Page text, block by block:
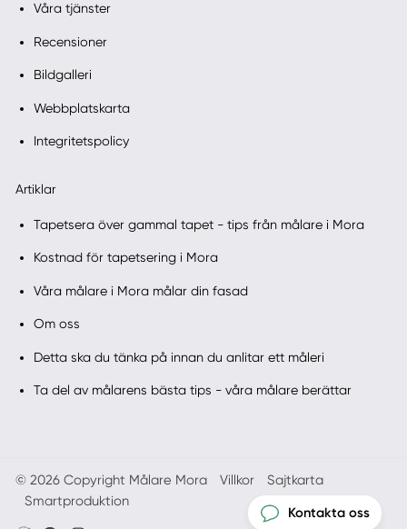
Våra tjänster
Recensioner
Bildgalleri
Webbplatskarta
Integritetspolicy
Artiklar
Tapetsera över gammal tapet - tips från målare i Mora
Kostnad för tapetsering i Mora
Våra målare i Mora målar din fasad
Om oss
Detta ska du tänka på innan du anlitar ett måleri
Ta del av målarens bästa tips - våra målare berättar
© 2026 Copyright Målare Mora Villkor
Sajtkarta
Smartproduktion
Kontakta oss